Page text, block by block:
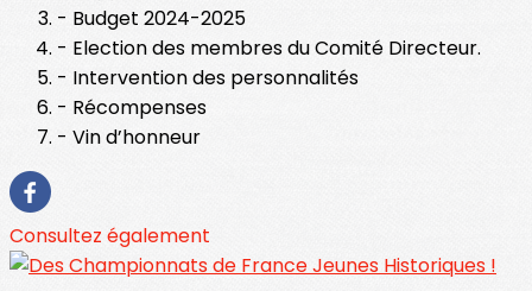
- Budget 2024-2025
- Election des membres du Comité Directeur.
- Intervention des personnalités
- Récompenses
- Vin d’honneur
Consultez également